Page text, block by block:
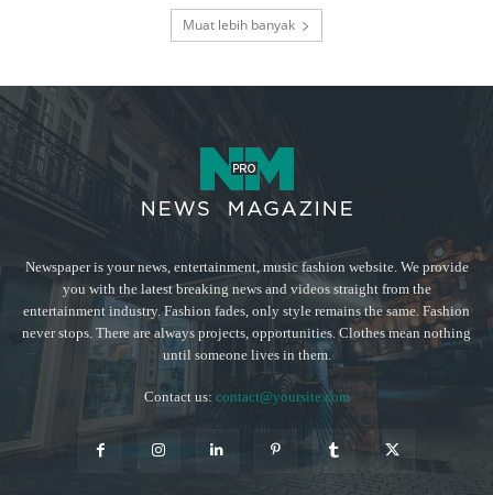
Muat lebih banyak
Newspaper is your news, entertainment, music fashion website. We provide
you with the latest breaking news and videos straight from the
entertainment industry. Fashion fades, only style remains the same. Fashion
never stops. There are always projects, opportunities. Clothes mean nothing
until someone lives in them.
Contact us: contact@yoursite.com